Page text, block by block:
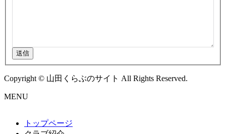
送信
Copyright © 山田くらぶのサイト All Rights Reserved.
MENU
トップページ